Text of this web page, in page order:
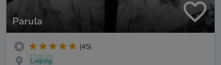
Parula
(45)
Leipzig